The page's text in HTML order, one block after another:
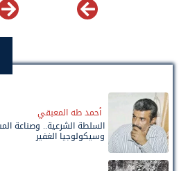
أحمد طه المعبقي
السلطة الشرعية.. وصناعة
وسيكولوجيا الغفير